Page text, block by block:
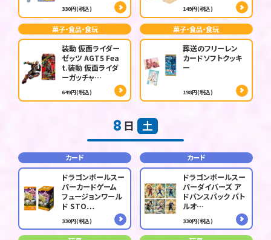
330円(税込) 149円(税込)
菓子・食品・食玩
装動 仮面ライダー
ゼッツ AGT5 Fea
t.装動 仮面ライダ
ーガッチャ…
649円(税込)
菓子・食品・食玩
葬送のフリーレン
カードソフトクッキ
ー
198円(税込)
8 日 土
カード
ドラゴンボールスー
パーカードゲーム
フュージョンワール
ド STO…
330円(税込)
カード
ドラゴンボールスー
パーダイバーズ ア
ドバンスパック バト
ルオ…
330円(税込)